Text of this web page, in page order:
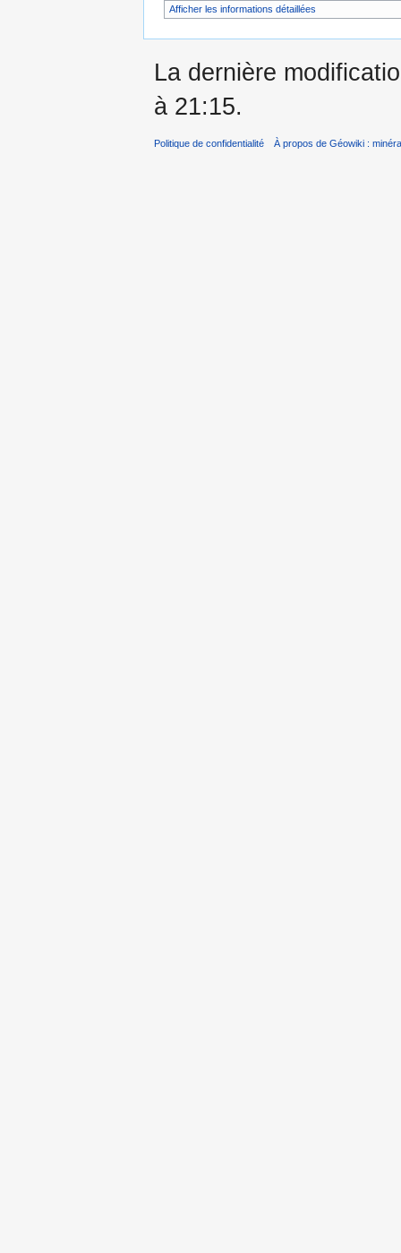
Afficher les informations détaillées
La dernière
à 21:15.
Politique de confidentialité À propos de Géowiki :